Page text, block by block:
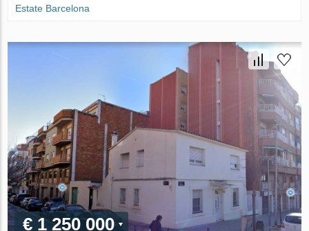
Estate Barcelona
€ 1 250 000